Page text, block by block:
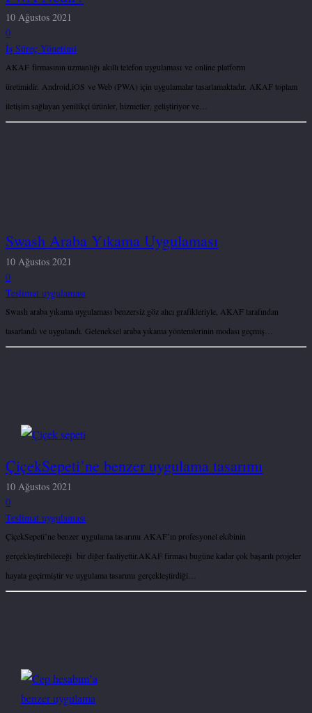
10 Ağustos 2021
0
İş Süreç Yönetimi
AKAF firmasının uzmanlığı akıllı telefon uygulaması ve online platform
üretimidir. Android,iOS ve Web (PWA) için uygulamalar tasarlamaktadır. AKAF toplam
iletişim sağlayan yenilikçi ürünler, hizmetler, geliştiriyor ve…
Swash Araba Yıkama Uygulaması
10 Ağustos 2021
0
Teslimat uygulaması
Swash araba yıkama uygulaması benzersiz göz alıcı grafikleriyle, AKAF tarafından
tasarlandı ve uygulandı. Geleneksel araba yıkama yöntemlerinin modası geçmiş…
ÇiçekSepeti’ne benzer uygulama tasarımı
10 Ağustos 2021
0
Teslimat uygulaması
ÇiçekSepeti’ne benzer uygulama tasarımı AKAF’ın profesyonel ekibinin
gerçekleştirebileceği bir diğer faaliyettir.AKAF firması bugüne kadar çok başarılı projeler
hayata geçirmiştir ve uygulama tasarımı gerçekleştirdiği…